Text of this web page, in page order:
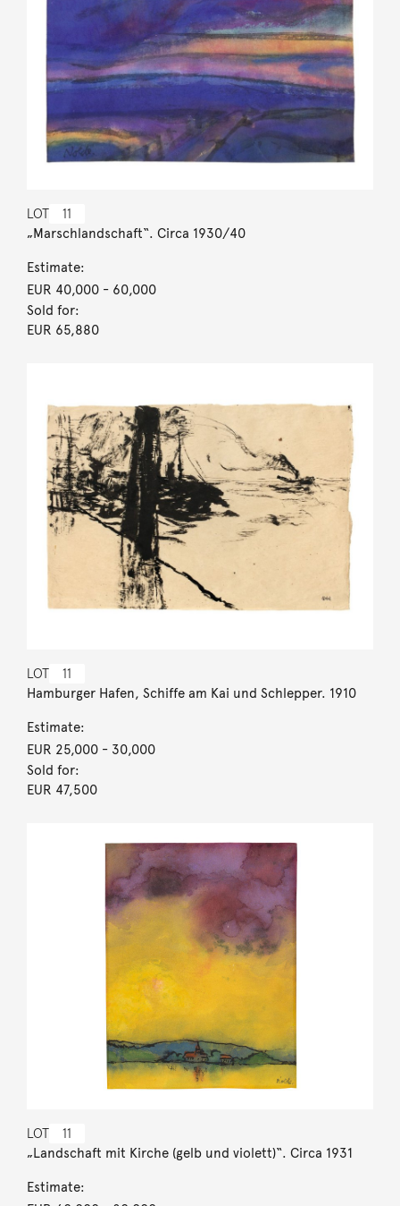
LOT 11
„Marschlandschaft“. Circa 1930/40
Estimate:
EUR 40,000- 60,000
Sold for:
EUR 65,880
LOT 11
Hamburger Hafen, Schiffe am Kai und Schlepper. 1910
Estimate:
EUR 25,000- 30,000
Sold for:
EUR 47,500
LOT 11
„Landschaft mit Kirche (gelb und violett)“. Circa 1931
Estimate: